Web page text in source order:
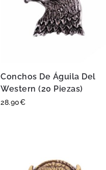
Conchos De Águila Del
Western (20 Piezas)
28.90€